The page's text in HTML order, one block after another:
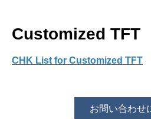
Customized TFT
CHK List for Customized TFT
お問い合わせ